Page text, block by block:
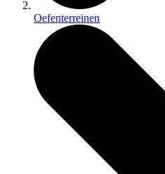
Oefenterreinen